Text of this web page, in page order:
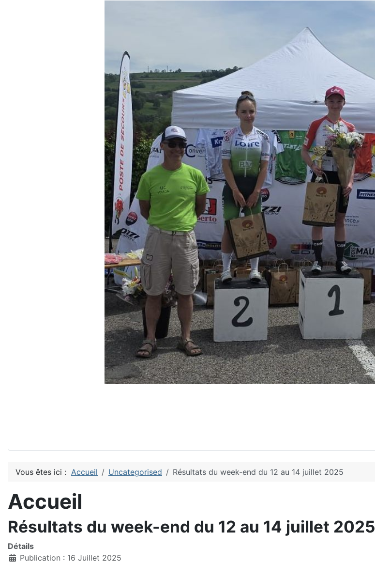
Vous êtes ici : Accueil Uncategorised Résultats du week-end du 12 au 14 juillet 2025
Accueil
Résultats du week-end du 12 au 14 juillet 2025
Détails
Publication : 16 Juillet 2025